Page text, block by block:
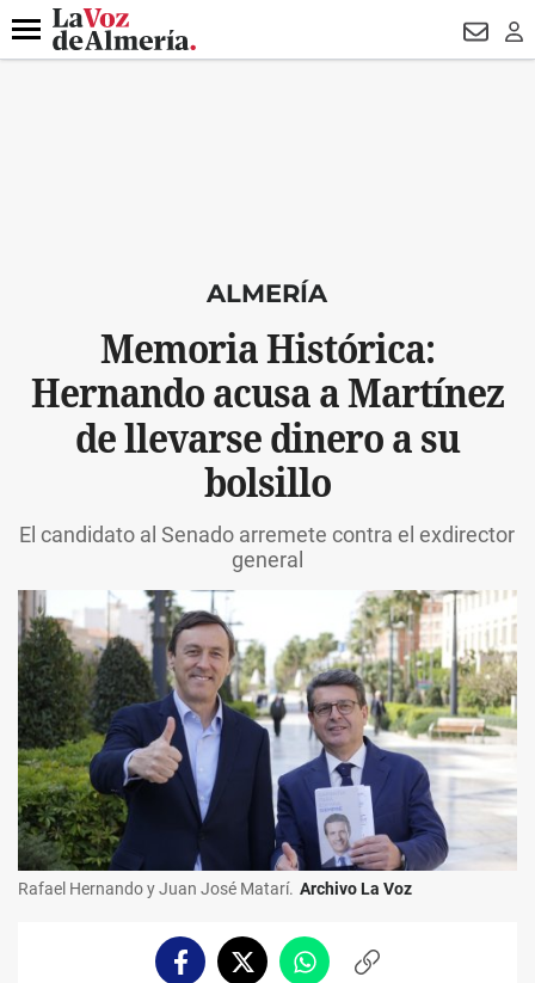
DESTACADO
Menú
ALMERÍA
Memoria Histórica:
Hernando acusa a Martínez
de llevarse dinero a su
bolsillo
El candidato al Senado arremete contra el exdirector
general
Rafael Hernando y Juan José Matarí. Archivo La Voz
FacebookTwitterWhatsappCopiar